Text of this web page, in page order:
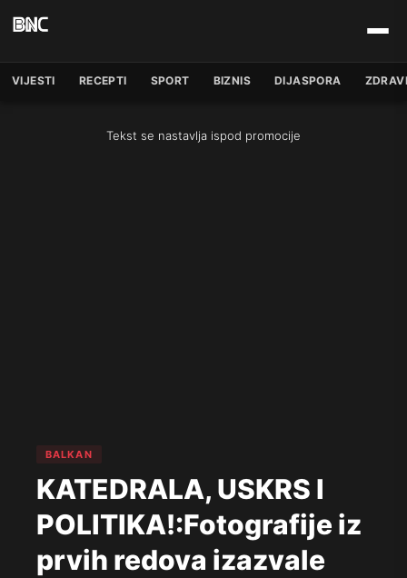
VIJESTI RECEPTI SPORT BIZNIS DIJASPORA
Tekst se nastavlja ispod promocije
BALKAN
KATEDRALA, USKRS I
POLITIKA!:Fotografije iz
prvih redova izazvale